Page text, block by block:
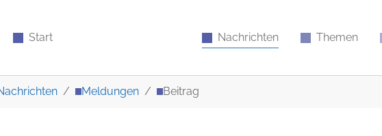
Start Nachrichten Themen
Meldungen Beitrag